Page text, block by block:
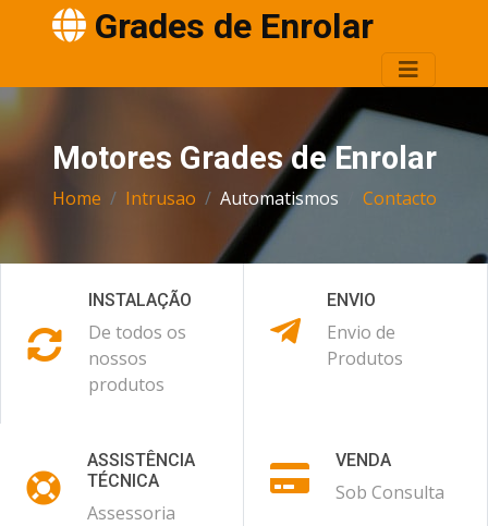
Grades de Enrolar
Motores Grades de Enrolar
Home Intrusao Automatismos Contacto
INSTALAÇÃO
De todos os
nossos
produtos
ENVIO
Envio de
Produtos
ASSISTÊNCIA
TÉCNICA
Assessoria
VENDA
Sob Consulta